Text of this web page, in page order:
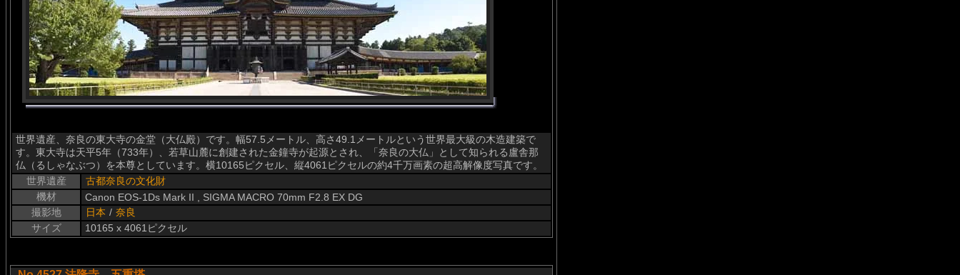
世界遺産、奈良の東大寺の金堂（大仏殿）です。幅57.5メートル、高さ49.1メートルという世界最大級の木造建築で
す。東大寺は天平5年（733年）、若草山麓に創建された金鐘寺が起源とされ、「奈良の大仏」として知られる盧舎那
仏（るしゃなぶつ）を本尊としています。横10165ピクセル、縦4061ピクセルの約4千万画素の超高解像度写真です。
世界遺産
古都奈良の文化財
機材
Canon EOS-1Ds Mark II , SIGMA MACRO 70mm F2.8 EX DG
撮影地
日本 / 奈良
サイズ
10165 x 4061ピクセル